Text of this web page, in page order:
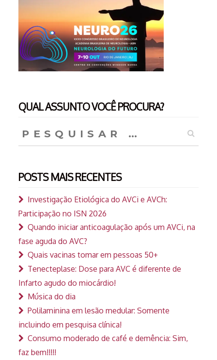
QUAL ASSUNTO VOCÊ PROCURA?
por:
POSTS MAIS RECENTES
Investigação Etiológica do AVCi e AVCh:
Participação no ISN 2026
Quando iniciar anticoagulação após um AVCi, na
fase aguda do AVC?
Quais vacinas tomar em pessoas 50+
Tenecteplase: Dose para AVC é diferente de
Infarto agudo do miocárdio!
Música do dia
Polilaminina em lesão medular: Somente
incluindo em pesquisa clínica!
Consumo moderado de café e demência: Sim,
faz bem!!!!!